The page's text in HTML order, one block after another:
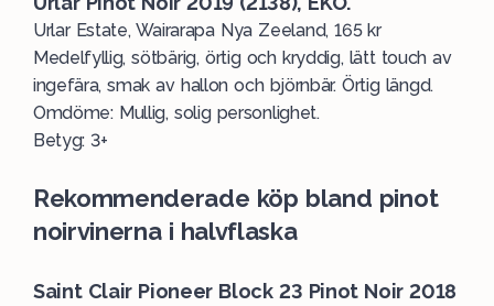
Urlar Estate, Wairarapa Nya Zeeland, 165 kr
Medelfyllig, sötbärig, örtig och kryddig, lätt touch av
ingefära, smak av hallon och björnbär. Örtig längd.
Omdöme: Mullig, solig personlighet.
Betyg: 3+
Rekommenderade köp bland pinot
noirvinerna i halvflaska
Saint Clair Pioneer Block 23 Pinot Noir 2018